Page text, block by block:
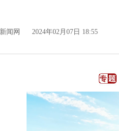
闻网 2024年02月07日 18:55